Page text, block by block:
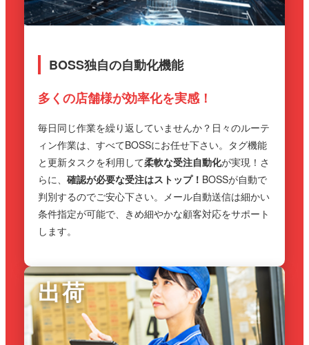
BOSS独自の自動化機能
多くの店舗様が効率化を実感！
毎日同じ作業を繰り返していませんか？日々のルーテ
ィン作業は、すべてBOSSにお任せ下さい。タグ機能
と更新タスクを利用して柔軟な受注自動化が実現！さ
らに、 確認が必要な受注はストップ！ BOSSが自動で
判別するのでご安心下さい。メール自動送信は細かい
条件指定が可能で、きめ細やかな顧客対応をサポート
します。
出荷